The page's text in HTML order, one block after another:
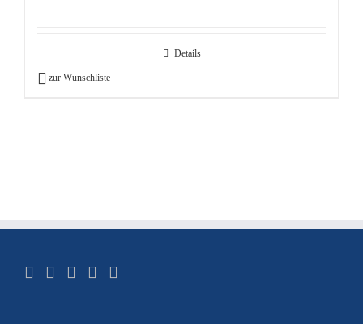
Details
zur Wunschliste